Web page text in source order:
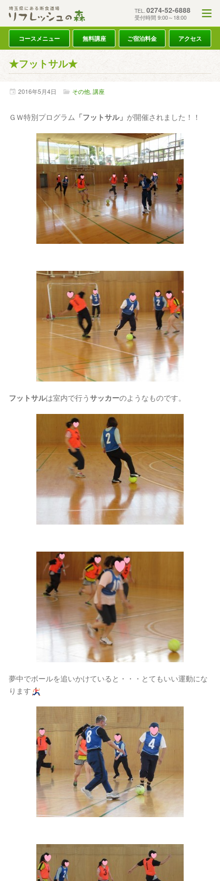
TEL. 0274-52-6888
受付時間 9:00～18:00
コースメニュー 無料講座 ご宿泊料金 アクセス
★フットサル★
2016年5月4日 その他, 講座
ＧＷ特別プログラム 「フットサル」 が開催されました！！
フットサルは室内で行うサッカーのようなものです。
夢中でボールを追いかけていると・・・とてもいい運動にな
ります